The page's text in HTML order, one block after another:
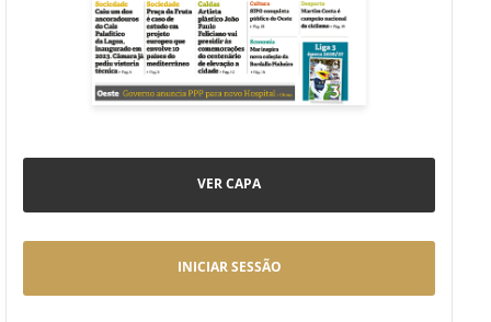
VER CAPA
INICIAR SESSÃO